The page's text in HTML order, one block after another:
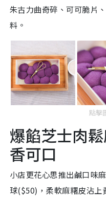
朱古力曲奇碎、可可脆片
料。
點擊
爆餡芝士肉
香可口
小店更花心思推出鹹口味
球($50)，柔軟麻糬皮沾上